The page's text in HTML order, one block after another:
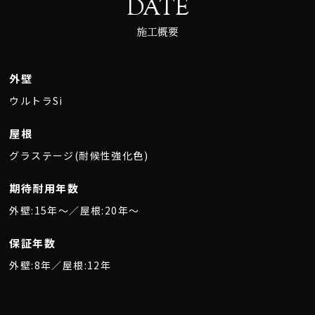
DATE
施工概要
外壁
ウルトラSi
屋根
グラステージ(耐候性強化色)
期待耐用年数
外壁:15年〜／屋根:20年〜
保証年数
外壁:8年／屋根:12年